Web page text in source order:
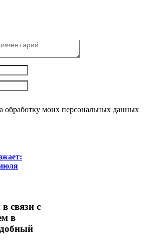
обработку моих персональных данных
в связи с
в